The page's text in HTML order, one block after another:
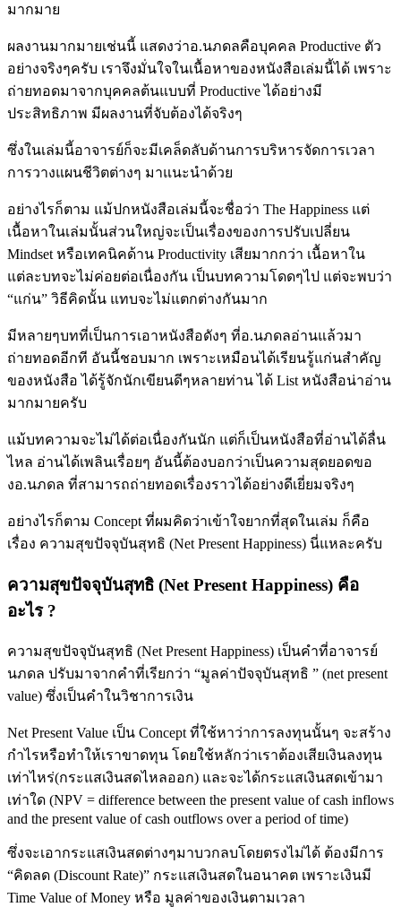
มากมาย
ผลงานมากมายเช่นนี้ แสดงว่าอ.นภดลคือบุคคล Productive ตัว
อย่างจริงๆครับ เราจึงมั่นใจในเนื้อหาของหนังสือเล่มนี้ได้ เพราะ
ถ่ายทอดมาจากบุคคลต้นแบบที่ Productive ได้อย่างมี
ประสิทธิภาพ มีผลงานที่จับต้องได้จริงๆ
ซึ่งในเล่มนี้อาจารย์ก็จะมีเคล็ดลับด้านการบริหารจัดการเวลา
การวางแผนชีวิตต่างๆ มาแนะนำด้วย
อย่างไรก็ตาม แม้ปกหนังสือเล่มนี้จะชื่อว่า The Happiness แต่
เนื้อหาในเล่มนั้นส่วนใหญ่จะเป็นเรื่องของการปรับเปลี่ยน
Mindset หรือเทคนิคด้าน Productivity เสียมากกว่า เนื้อหาใน
แต่ละบทจะไม่ค่อยต่อเนื่องกัน เป็นบทความโดดๆไป แต่จะพบว่า
“แก่น” วิธีคิดนั้น แทบจะไม่แตกต่างกันมาก
มีหลายๆบทที่เป็นการเอาหนังสือดังๆ ที่อ.นภดลอ่านแล้วมา
ถ่ายทอดอีกที อันนี้ชอบมาก เพราะเหมือนได้เรียนรู้แก่นสำคัญ
ของหนังสือ ได้รู้จักนักเขียนดีๆหลายท่าน ได้ List หนังสือน่าอ่าน
มากมายครับ
แม้บทความจะไม่ได้ต่อเนื่องกันนัก แต่ก็เป็นหนังสือที่อ่านได้ลื่น
ไหล อ่านได้เพลินเรื่อยๆ อันนี้ต้องบอกว่าเป็นความสุดยอดขอ
งอ.นภดล ที่สามารถถ่ายทอดเรื่องราวได้อย่างดีเยี่ยมจริงๆ
อย่างไรก็ตาม Concept ที่ผมคิดว่าเข้าใจยากที่สุดในเล่ม ก็คือ
เรื่อง ความสุขปัจจุบันสุทธิ (Net Present Happiness) นี่แหละครับ
ความสุขปัจจุบันสุทธิ (Net Present Happiness) คือ
อะไร ?
ความสุขปัจจุบันสุทธิ (Net Present Happiness) เป็นคำที่อาจารย์
นภดล ปรับมาจากคำที่เรียกว่า “มูลค่าปัจจุบันสุทธิ ” (net present
value) ซึ่งเป็นคำในวิชาการเงิน
Net Present Value เป็น Concept ที่ใช้หาว่าการลงทุนนั้นๆ จะสร้าง
กำไรหรือทำให้เราขาดทุน โดยใช้หลักว่าเราต้องเสียเงินลงทุน
เท่าไหร่(กระแสเงินสดไหลออก) และจะได้กระแสเงินสดเข้ามา
เท่าใด (NPV = difference between the present value of cash inflows
and the present value of cash outflows over a period of time)
ซึ่งจะเอากระแสเงินสดต่างๆมาบวกลบโดยตรงไม่ได้ ต้องมีการ
“คิดลด (Discount Rate)” กระแสเงินสดในอนาคต เพราะเงินมี
Time Value of Money หรือ มูลค่าของเงินตามเวลา